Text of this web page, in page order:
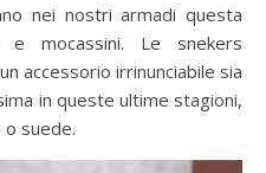
nei nostri armadi questa
e mocassini. Le snekers
accessorio irrinunciabile sia
in queste ultime stagioni,
o suede.